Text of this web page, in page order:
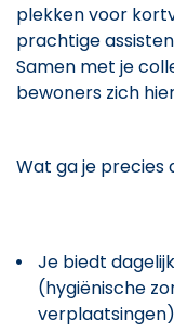
plekken voor
prachtige
Samen met je
bewoners zich
Wat ga je precies
Je biedt
(hygiënische